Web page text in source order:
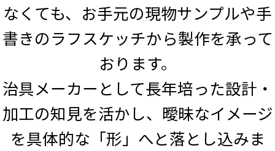
なくても、お手元の現物サンプルや手
書きのラフスケッチから製作を承って
おります。
治具メーカーとして長年培った設計・
加工の知見を活かし、曖昧なイメージ
を具体的な「形」へと落とし込みま